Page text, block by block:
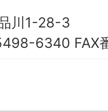
川1-28-3
6340